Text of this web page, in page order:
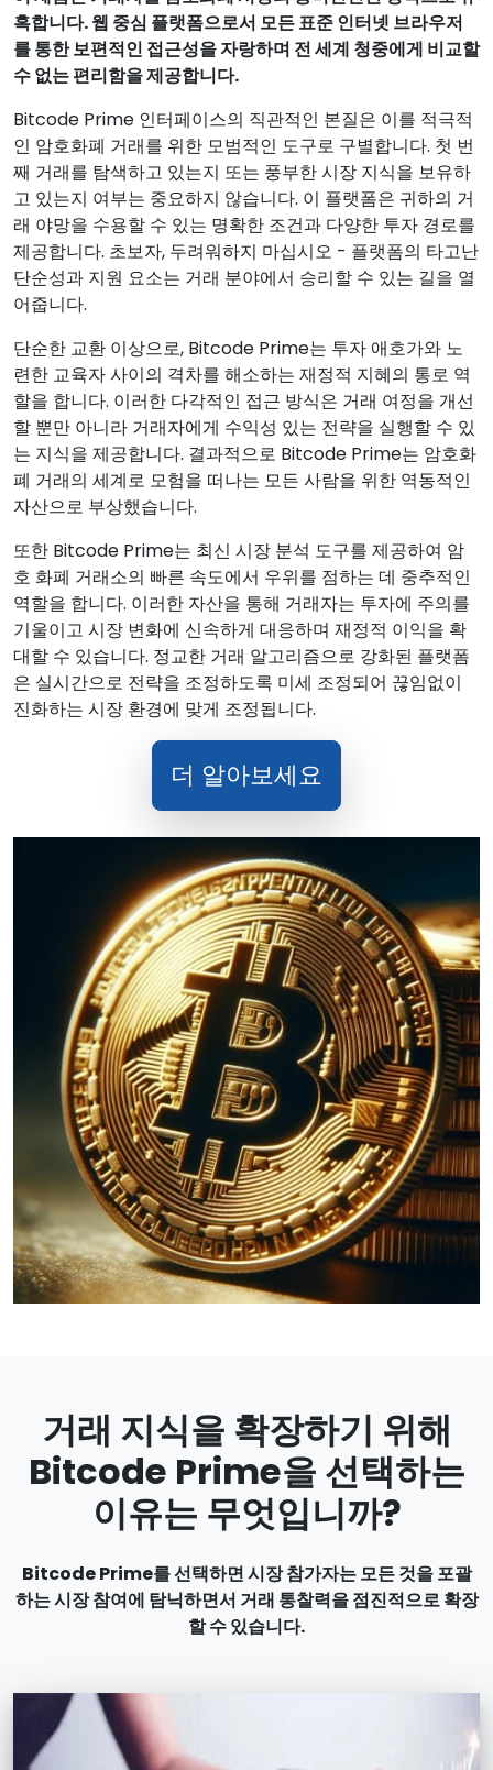
혹합니다. 웹 중심 플랫폼으로서 모든 표준 인터넷 브라우저
를 통한 보편적인 접근성을 자랑하며 전 세계 청중에게 비교할
수 없는 편리함을 제공합니다.
Bitcode Prime 인터페이스의 직관적인 본질은 이를 적극적
인 암호화폐 거래를 위한 모범적인 도구로 구별합니다. 첫 번
째 거래를 탐색하고 있는지 또는 풍부한 시장 지식을 보유하
고 있는지 여부는 중요하지 않습니다. 이 플랫폼은 귀하의 거
래 야망을 수용할 수 있는 명확한 조건과 다양한 투자 경로를
제공합니다. 초보자, 두려워하지 마십시오 - 플랫폼의 타고난
단순성과 지원 요소는 거래 분야에서 승리할 수 있는 길을 열
어줍니다.
단순한 교환 이상으로, Bitcode Prime는 투자 애호가와 노
련한 교육자 사이의 격차를 해소하는 재정적 지혜의 통로 역
할을 합니다. 이러한 다각적인 접근 방식은 거래 여정을 개선
할 뿐만 아니라 거래자에게 수익성 있는 전략을 실행할 수 있
는 지식을 제공합니다. 결과적으로 Bitcode Prime는 암호화
폐 거래의 세계로 모험을 떠나는 모든 사람을 위한 역동적인
자산으로 부상했습니다.
또한 Bitcode Prime는 최신 시장 분석 도구를 제공하여 암
호 화폐 거래소의 빠른 속도에서 우위를 점하는 데 중추적인
역할을 합니다. 이러한 자산을 통해 거래자는 투자에 주의를
기울이고 시장 변화에 신속하게 대응하며 재정적 이익을 확
대할 수 있습니다. 정교한 거래 알고리즘으로 강화된 플랫폼
은 실시간으로 전략을 조정하도록 미세 조정되어 끊임없이
진화하는 시장 환경에 맞게 조정됩니다.
더 알아보세요
거래 지식을 확장하기 위해
Bitcode Prime을 선택하는
이유는 무엇입니까?
Bitcode Prime를 선택하면 시장 참가자는 모든 것을 포괄
하는 시장 참여에 탐닉하면서 거래 통찰력을 점진적으로 확장
할 수 있습니다.